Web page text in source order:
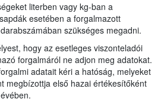
literben vagy kg-ban a
esetében a forgalmazott
szükséges megadni.
hogy az esetleges viszonteladói
forgalmáról ne adjon meg adatokat.
adatait kéri a hatóság, melyeket
megbízottja első hazai értékesítőként